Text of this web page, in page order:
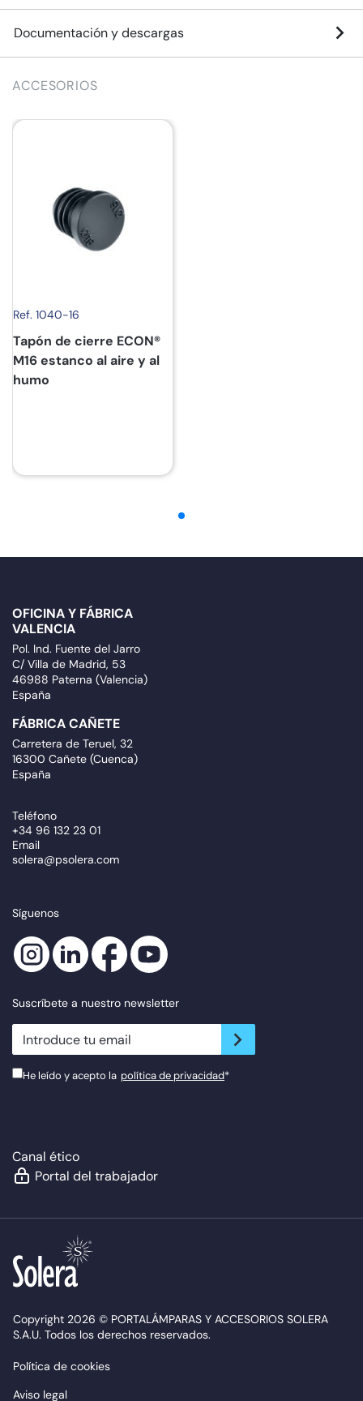
Documentación y descargas
ACCESORIOS
Ref. 1040-16
Tapón de cierre ECON®
M16 estanco al aire y al
humo
OFICINA Y FÁBRICA
VALENCIA
Pol. Ind. Fuente del Jarro
C/ Villa de Madrid, 53
46988 Paterna (Valencia)
España
FÁBRICA CAÑETE
Carretera de Teruel, 32
16300 Cañete (Cuenca)
España
Teléfono
+34 96 132 23 01
Email
solera@psolera.com
Síguenos
Suscríbete a nuestro newsletter
newsletter.suscribe
He leído y acepto la política de privacidad*
Canal ético
Portal del trabajador
Copyright 2026 © PORTALÁMPARAS Y ACCESORIOS SOLERA
S.A.U. Todos los derechos reservados.
Política de cookies
Aviso legal